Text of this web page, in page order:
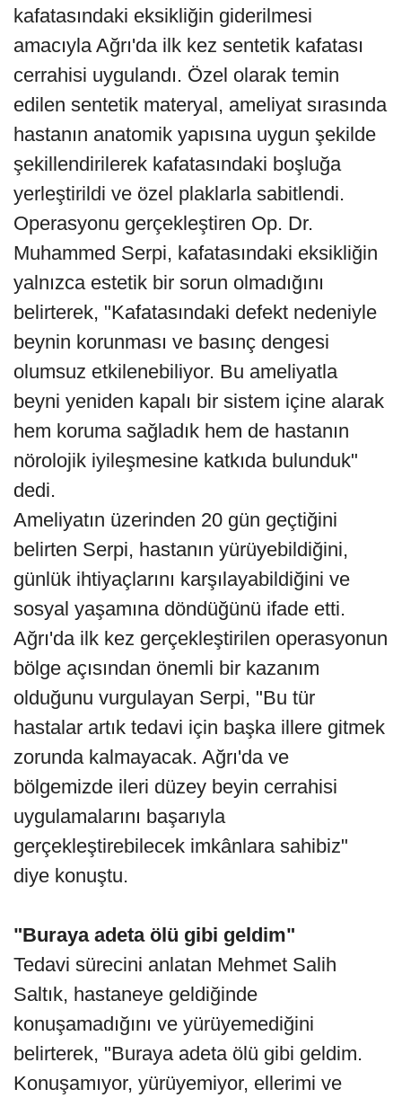
kafatasındaki eksikliğin giderilmesi
amacıyla Ağrı'da ilk kez sentetik kafatası
cerrahisi uygulandı. Özel olarak temin
edilen sentetik materyal, ameliyat sırasında
hastanın anatomik yapısına uygun şekilde
şekillendirilerek kafatasındaki boşluğa
yerleştirildi ve özel plaklarla sabitlendi.
Operasyonu gerçekleştiren Op. Dr.
Muhammed Serpi, kafatasındaki eksikliğin
yalnızca estetik bir sorun olmadığını
belirterek, "Kafatasındaki defekt nedeniyle
beynin korunması ve basınç dengesi
olumsuz etkilenebiliyor. Bu ameliyatla
beyni yeniden kapalı bir sistem içine alarak
hem koruma sağladık hem de hastanın
nörolojik iyileşmesine katkıda bulunduk"
dedi.
Ameliyatın üzerinden 20 gün geçtiğini
belirten Serpi, hastanın yürüyebildiğini,
günlük ihtiyaçlarını karşılayabildiğini ve
sosyal yaşamına döndüğünü ifade etti.
Ağrı'da ilk kez gerçekleştirilen operasyonun
bölge açısından önemli bir kazanım
olduğunu vurgulayan Serpi, "Bu tür
hastalar artık tedavi için başka illere gitmek
zorunda kalmayacak. Ağrı'da ve
bölgemizde ileri düzey beyin cerrahisi
uygulamalarını başarıyla
gerçekleştirebilecek imkânlara sahibiz"
diye konuştu.
"Buraya adeta ölü gibi geldim"
Tedavi sürecini anlatan Mehmet Salih
Saltık, hastaneye geldiğinde
konuşamadığını ve yürüyemediğini
belirterek, "Buraya adeta ölü gibi geldim.
Konuşamıyor, yürüyemiyor, ellerimi ve